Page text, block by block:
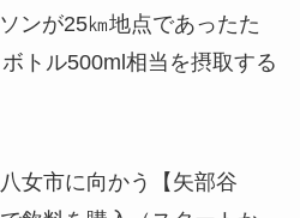
ンが25㎞地点であったた
トル500ml相当を摂取する
女市に向かう【矢部谷